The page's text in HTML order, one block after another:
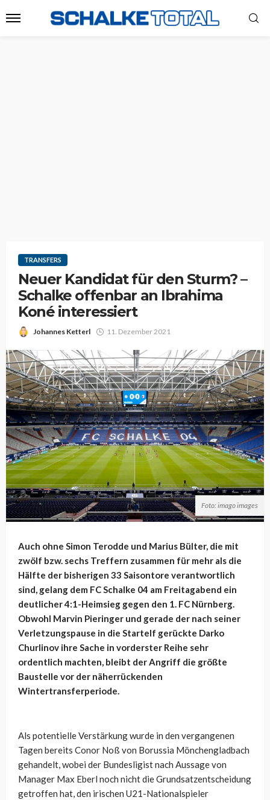
TRANSFERS
Neuer Kandidat für den Sturm? –
Schalke offenbar an Ibrahima
Koné interessiert
Johannes Ketterl 11. Dezember 2021
Foto: imago images
Auch ohne Simon Terodde und Marius Bülter, die mit
zwölf bzw. sechs Treffern zusammen für mehr als die
Hälfte der bisherigen 33 Saisontore verantwortlich
sind, gelang dem FC Schalke 04 am Freitagabend ein
deutlicher 4:1-Heimsieg gegen den 1. FC Nürnberg.
Obwohl Marvin Pieringer und gerade der nach seiner
Verletzungspause in die Startelf gerückte Darko
Churlinov ihre Sache in vorderster Reihe sehr
ordentlich machten, bleibt der Angriff die größte
Baustelle vor der näherrückenden
Wintertransferperiode.
Als potentielle Verstärkung wurde in den vergangenen
Tagen bereits Conor Noß von Borussia Mönchengladbach
gehandelt, wobei der Bundesligist nach Aussage von
Manager Max Eberl noch nicht die Grundsatzentscheidung
getroffen hat, den irischen U21-Nationalspieler